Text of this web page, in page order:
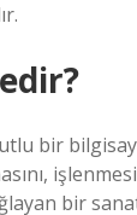
bir
bir